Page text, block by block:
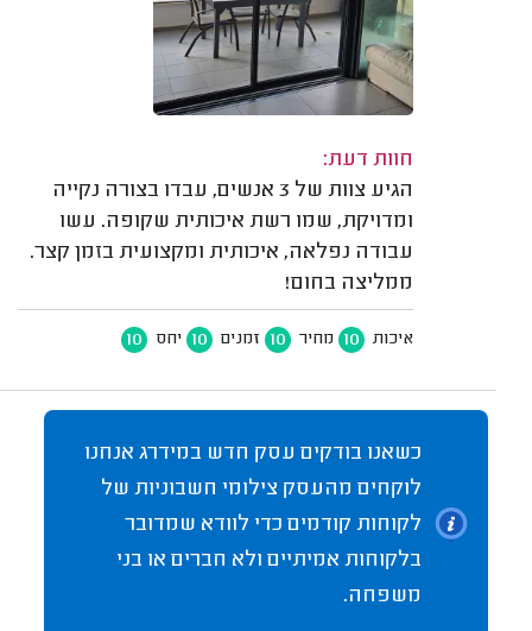
חוות דעת:
הגיע צוות של 3 אנשים, עבדו בצורה נקייה
ומדויקת, שמו רשת איכותית שקופה. עשו
עבודה נפלאה, איכותית ומקצועית בזמן קצר.
ממליצה בחום!
איכות 10 מחיר 10 זמנים 10 יחס 10
כשאנו בודקים עסק חדש במידרג אנחנו
לוקחים מהעסק צילומי חשבוניות של
לקוחות קודמים כדי לוודא שמדובר
בלקוחות אמיתיים ולא חברים או בני
משפחה.